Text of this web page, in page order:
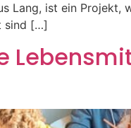
Lang, ist ein
sind […]